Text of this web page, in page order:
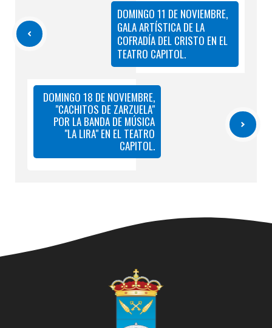
DOMINGO 11 DE NOVIEMBRE,
GALA ARTÍSTICA DE LA
COFRADÍA DEL CRISTO EN EL
TEATRO CAPITOL.
DOMINGO 18 DE NOVIEMBRE,
"CACHITOS DE ZARZUELA"
POR LA BANDA DE MÚSICA
"LA LIRA" EN EL TEATRO
CAPITOL.